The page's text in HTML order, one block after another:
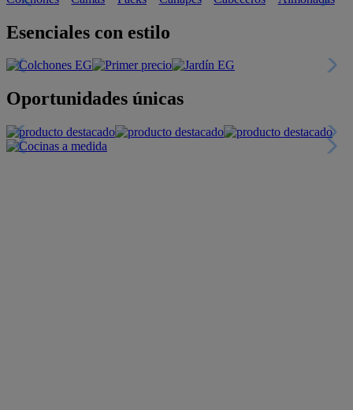
Esenciales con estilo
Oportunidades únicas